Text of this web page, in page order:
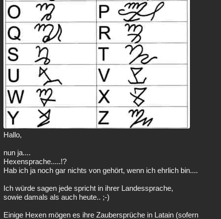
Hallo,
nun ja....
Hexensprache.....!?
Hab ich ja noch gar nichts von gehört, wenn ich ehrlich bin....
Ich würde sagen jede spricht in ihrer Landessprache,
sowie damals als auch heute.. ;-)
Einige Hexen mögen es ihre Zaubersprüche in Latain (sofern